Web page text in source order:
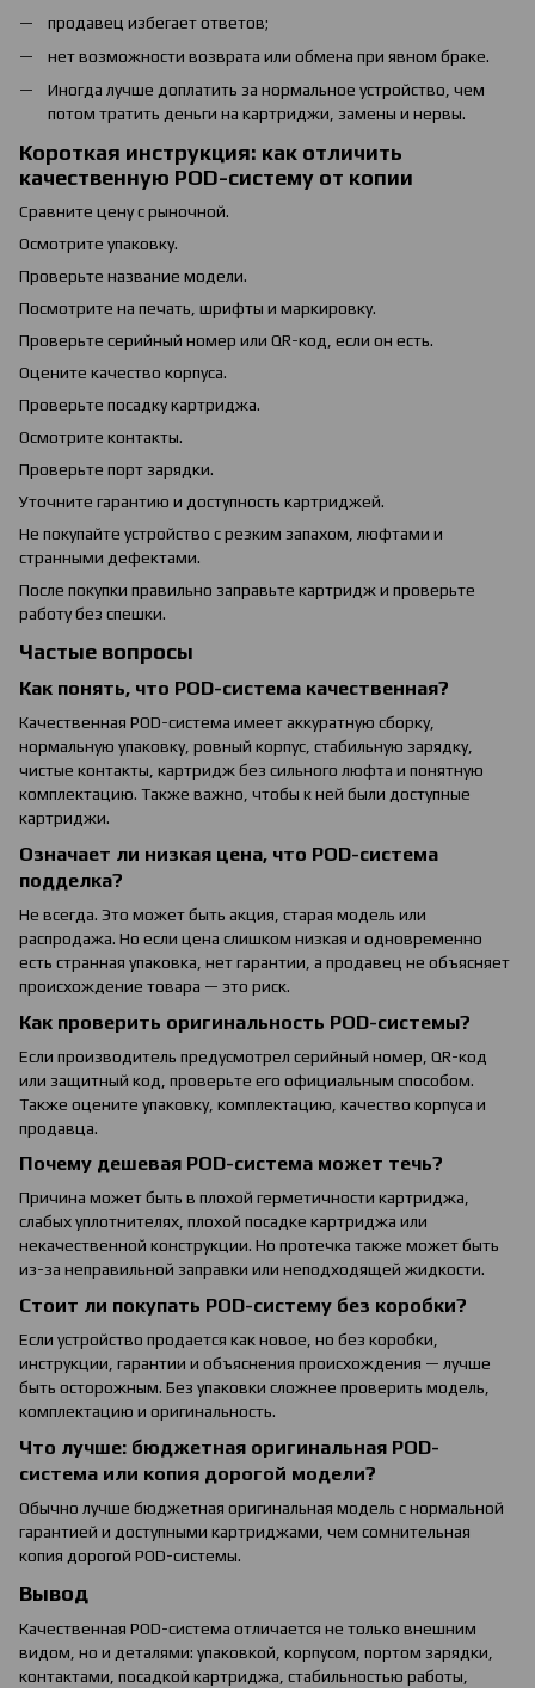
продавец избегает ответов;
нет возможности возврата или обмена при явном браке.
Иногда лучше доплатить за нормальное устройство, чем
потом тратить деньги на картриджи, замены и нервы.
Короткая инструкция: как отличить
качественную POD-систему от копии
Сравните цену с рыночной.
Осмотрите упаковку.
Проверьте название модели.
Посмотрите на печать, шрифты и маркировку.
Проверьте серийный номер или QR-код, если он есть.
Оцените качество корпуса.
Проверьте посадку картриджа.
Осмотрите контакты.
Проверьте порт зарядки.
Уточните гарантию и доступность картриджей.
Не покупайте устройство с резким запахом, люфтами и
странными дефектами.
После покупки правильно заправьте картридж и проверьте
работу без спешки.
Частые вопросы
Как понять, что POD-система качественная?
Качественная POD-система имеет аккуратную сборку,
нормальную упаковку, ровный корпус, стабильную зарядку,
чистые контакты, картридж без сильного люфта и понятную
комплектацию. Также важно, чтобы к ней были доступные
картриджи.
Означает ли низкая цена, что POD-система
подделка?
Не всегда. Это может быть акция, старая модель или
распродажа. Но если цена слишком низкая и одновременно
есть странная упаковка, нет гарантии, а продавец не объясняет
происхождение товара — это риск.
Как проверить оригинальность POD-системы?
Если производитель предусмотрел серийный номер, QR-код
или защитный код, проверьте его официальным способом.
Также оцените упаковку, комплектацию, качество корпуса и
продавца.
Почему дешевая POD-система может течь?
Причина может быть в плохой герметичности картриджа,
слабых уплотнителях, плохой посадке картриджа или
некачественной конструкции. Но протечка также может быть
из-за неправильной заправки или неподходящей жидкости.
Стоит ли покупать POD-систему без коробки?
Если устройство продается как новое, но без коробки,
инструкции, гарантии и объяснения происхождения — лучше
быть осторожным. Без упаковки сложнее проверить модель,
комплектацию и оригинальность.
Что лучше: бюджетная оригинальная POD-
система или копия дорогой модели?
Обычно лучше бюджетная оригинальная модель с нормальной
гарантией и доступными картриджами, чем сомнительная
копия дорогой POD-системы.
Вывод
Качественная POD-система отличается не только внешним
видом, но и деталями: упаковкой, корпусом, портом зарядки,
контактами, посадкой картриджа, стабильностью работы,